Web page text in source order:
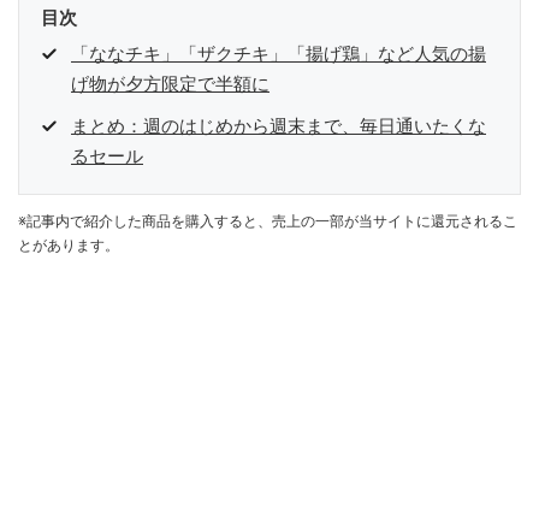
目次
「ななチキ」「ザクチキ」「揚げ鶏」など人気の揚
げ物が夕方限定で半額に
まとめ：週のはじめから週末まで、毎日通いたくな
るセール
※記事内で紹介した商品を購入すると、売上の一部が当サイトに還元されるこ
とがあります。